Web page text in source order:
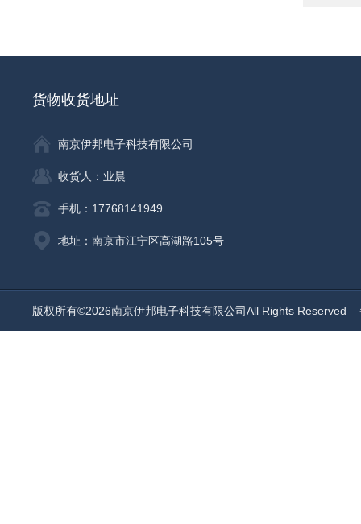
货物收货地址
南京伊邦电子科技有限公司
收货人：业晨
手机：17768141949
地址：南京市江宁区高湖路105号
版权所有©2026南京伊邦电子科技有限公司All Rights Reserved